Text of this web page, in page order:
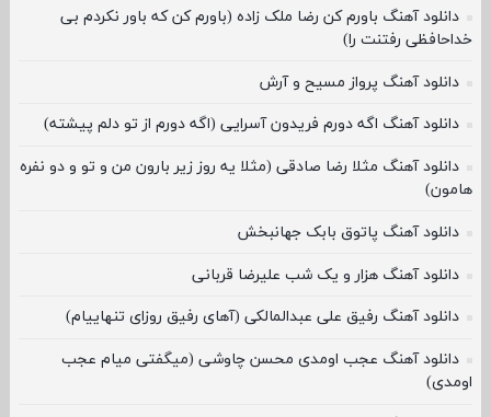
دانلود آهنگ باورم کن رضا ملک زاده (باورم کن که باور نکردم بی
خداحافظی رفتنت را)
دانلود آهنگ پرواز مسیح و آرش
دانلود آهنگ اگه دورم فریدون آسرایی (اگه دورم از تو دلم پیشته)
دانلود آهنگ مثلا رضا صادقی (مثلا یه روز زیر بارون من و تو و دو نفره
هامون)
دانلود آهنگ پاتوق بابک جهانبخش
دانلود آهنگ هزار و یک شب علیرضا قربانی
دانلود آهنگ رفیق علی عبدالمالکی (آهای رفیق روزای تنهاییام)
دانلود آهنگ عجب اومدی محسن چاوشی (میگفتی میام عجب
اومدی)